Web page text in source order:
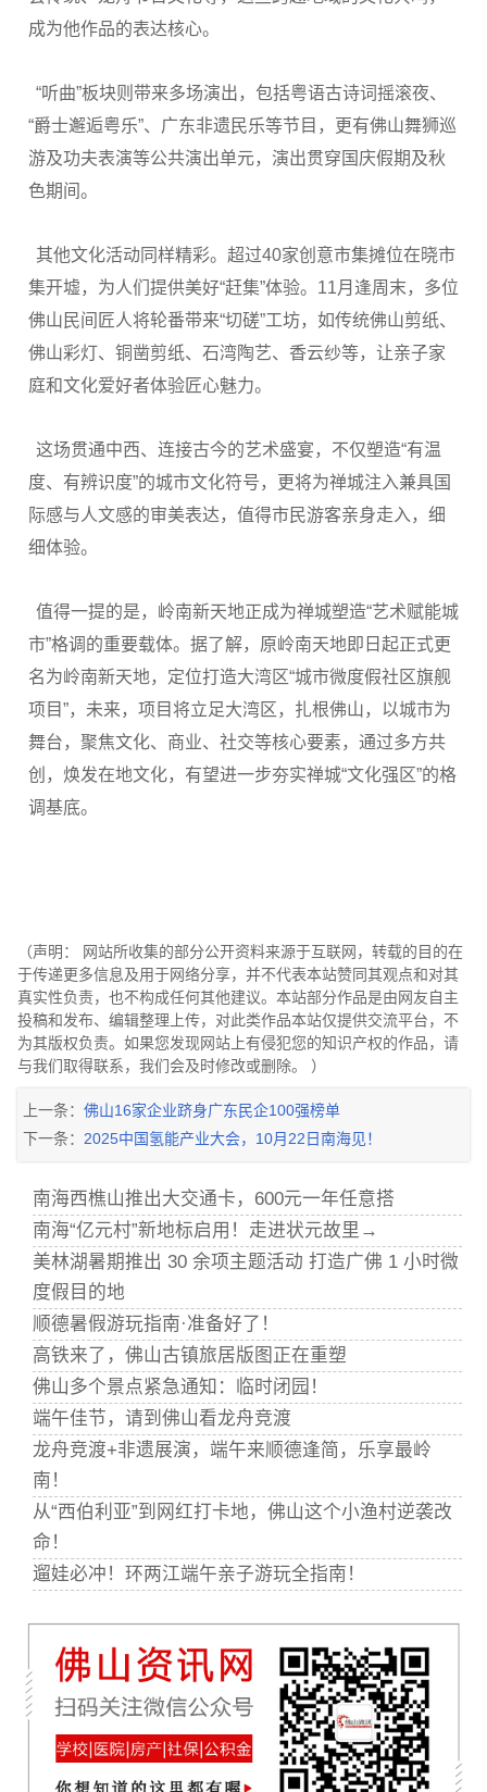
成为他作品的表达核心。
“听曲”板块则带来多场演出，包括粤语古诗词摇滚夜、
“爵士邂逅粤乐”、广东非遗民乐等节目，更有佛山舞狮巡
游及功夫表演等公共演出单元，演出贯穿国庆假期及秋
色期间。
其他文化活动同样精彩。超过40家创意市集摊位在晓市
集开墟，为人们提供美好“赶集”体验。11月逢周末，多位
佛山民间匠人将轮番带来“切磋”工坊，如传统佛山剪纸、
佛山彩灯、铜凿剪纸、石湾陶艺、香云纱等，让亲子家
庭和文化爱好者体验匠心魅力。
这场贯通中西、连接古今的艺术盛宴，不仅塑造“有温
度、有辨识度”的城市文化符号，更将为禅城注入兼具国
际感与人文感的审美表达，值得市民游客亲身走入，细
细体验。
值得一提的是，岭南新天地正成为禅城塑造“艺术赋能城
市”格调的重要载体。据了解，原岭南天地即日起正式更
名为岭南新天地，定位打造大湾区“城市微度假社区旗舰
项目”，未来，项目将立足大湾区，扎根佛山，以城市为
舞台，聚焦文化、商业、社交等核心要素，通过多方共
创，焕发在地文化，有望进一步夯实禅城“文化强区”的格
调基底。
（声明： 网站所收集的部分公开资料来源于互联网，转载的目的在
于传递更多信息及用于网络分享，并不代表本站赞同其观点和对其
真实性负责，也不构成任何其他建议。本站部分作品是由网友自主
投稿和发布、编辑整理上传，对此类作品本站仅提供交流平台，不
为其版权负责。如果您发现网站上有侵犯您的知识产权的作品，请
与我们取得联系，我们会及时修改或删除。 ）
上一条： 佛山16家企业跻身广东民企100强榜单
下一条： 2025中国氢能产业大会，10月22日南海见！
南海西樵山推出大交通卡，600元一年任意搭
南海“亿元村”新地标启用！走进状元故里→
美林湖暑期推出 30 余项主题活动 打造广佛 1 小时微
度假目的地
顺德暑假游玩指南·准备好了！
高铁来了，佛山古镇旅居版图正在重塑
佛山多个景点紧急通知：临时闭园！
端午佳节，请到佛山看龙舟竞渡
龙舟竞渡+非遗展演，端午来顺德逢简，乐享最岭
南！
从“西伯利亚”到网红打卡地，佛山这个小渔村逆袭改
命！
遛娃必冲！环两江端午亲子游玩全指南！